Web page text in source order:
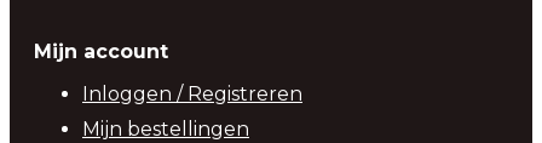
Mijn account
Inloggen / Registreren
Mijn bestellingen